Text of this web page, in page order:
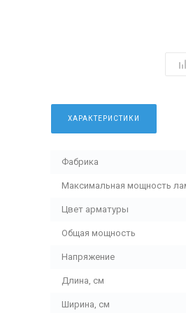
ХАРАКТЕРИСТИКИ
Фабрика
Максимальная мощность
Цвет арматуры
Общая мощность
Напряжение
Длина, см
Ширина, см